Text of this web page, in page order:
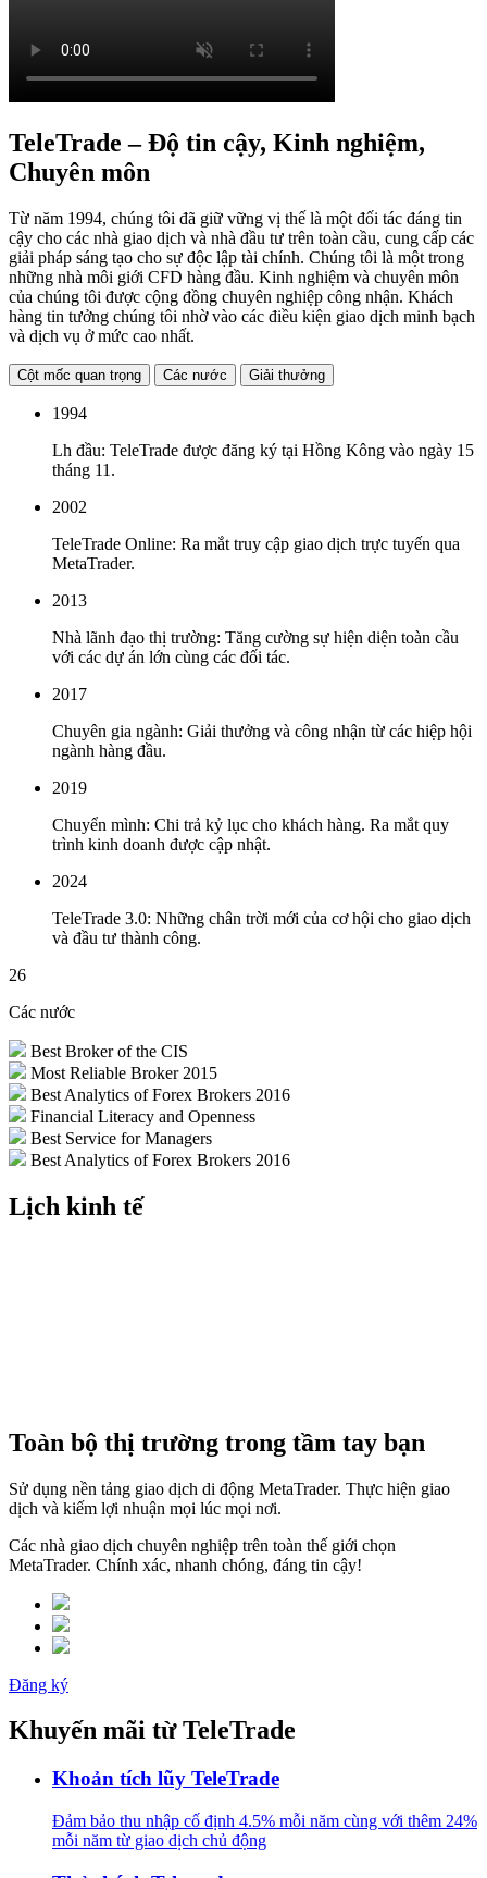
TeleTrade – Độ tin cậy, Kinh nghiệm,
Chuyên môn
Từ năm 1994, chúng tôi đã giữ vững vị thế là một đối tác đáng tin
cậy cho các nhà giao dịch và nhà đầu tư trên toàn cầu, cung cấp các
giải pháp sáng tạo cho sự độc lập tài chính. Chúng tôi là một trong
những nhà môi giới CFD hàng đầu. Kinh nghiệm và chuyên môn
của chúng tôi được cộng đồng chuyên nghiệp công nhận. Khách
hàng tin tưởng chúng tôi nhờ vào các điều kiện giao dịch minh bạch
và dịch vụ ở mức cao nhất.
Cột mốc quan trọng Các nước Giải thưởng
1994
Lh đầu: TeleTrade được đăng ký tại Hồng Kông vào ngày 15
tháng 11.
2002
TeleTrade Online: Ra mắt truy cập giao dịch trực tuyến qua
MetaTrader.
2013
Nhà lãnh đạo thị trường: Tăng cường sự hiện diện toàn cầu
với các dự án lớn cùng các đối tác.
2017
Chuyên gia ngành: Giải thưởng và công nhận từ các hiệp hội
ngành hàng đầu.
2019
Chuyển mình: Chi trả kỷ lục cho khách hàng. Ra mắt quy
trình kinh doanh được cập nhật.
2024
TeleTrade 3.0: Những chân trời mới của cơ hội cho giao dịch
và đầu tư thành công.
26
Các nước
Best Broker of the CIS
Most Reliable Broker 2015
Best Analytics of Forex Brokers 2016
Financial Literacy and Openness
Best Service for Managers
Best Analytics of Forex Brokers 2016
Lịch kinh tế
Toàn bộ thị trường trong tầm tay bạn
Sử dụng nền tảng giao dịch di động MetaTrader. Thực hiện giao
dịch và kiếm lợi nhuận mọi lúc mọi nơi.
Các nhà giao dịch chuyên nghiệp trên toàn thế giới chọn
MetaTrader. Chính xác, nhanh chóng, đáng tin cậy!
Đăng ký
Khuyến mãi từ TeleTrade
Khoản tích lũy TeleTrade
Đảm bảo thu nhập cố định 4.5% mỗi năm cùng với thêm 24%
mỗi năm từ giao dịch chủ động